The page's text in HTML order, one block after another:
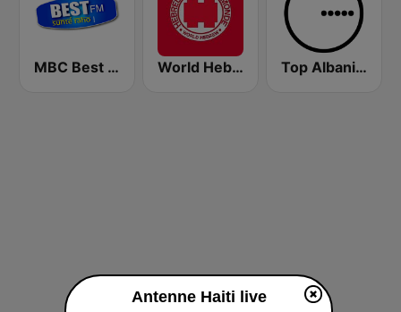
MBC Best FM World Hebrew Radio Top Albania Radio
Antenne Haiti live